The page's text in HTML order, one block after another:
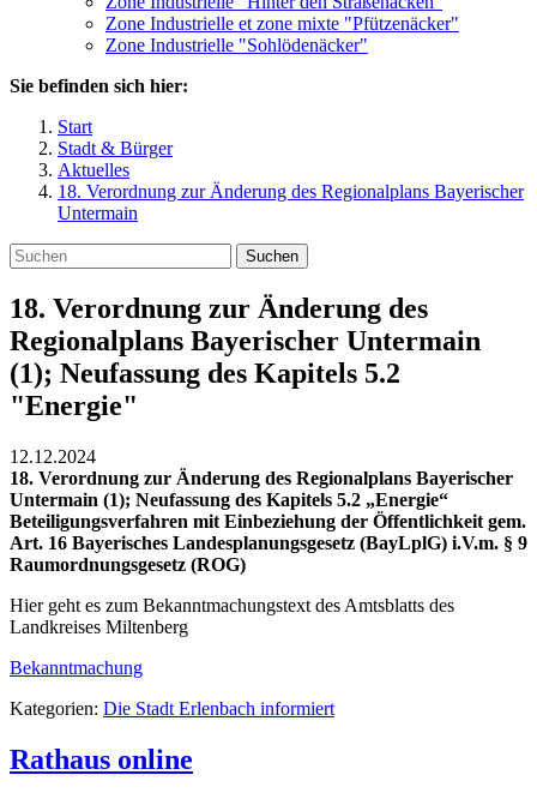
Zone Industrielle et zone mixte "Pfützenäcker"
Zone Industrielle "Sohlödenäcker"
Sie befinden sich hier:
Start
Stadt & Bürger
Aktuelles
18. Verordnung zur Änderung des Regionalplans Bayerischer
Untermain
Suchen
18. Verordnung zur Änderung des
Regionalplans Bayerischer Untermain
(1); Neufassung des Kapitels 5.2
"Energie"
12.12.2024
18. Verordnung zur Änderung des Regionalplans Bayerischer
Untermain (1); Neufassung des Kapitels 5.2 „Energie“
Beteiligungsverfahren mit Einbeziehung der Öffentlichkeit gem.
Art. 16 Bayerisches Landesplanungsgesetz (BayLplG) i.V.m. § 9
Raumordnungsgesetz (ROG)
Hier geht es zum Bekanntmachungstext des Amtsblatts des
Landkreises Miltenberg
Bekanntmachung
Kategorien: Die Stadt Erlenbach informiert
Rathaus online